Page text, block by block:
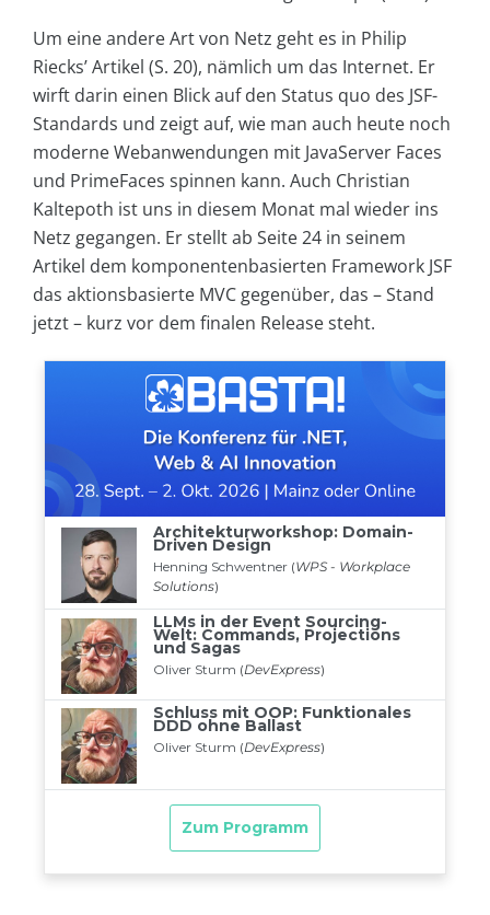
Um eine andere Art von Netz geht es in Philip
Riecks’ Artikel (S. 20), nämlich um das Internet. Er
wirft darin einen Blick auf den Status quo des JSF-
Standards und zeigt auf, wie man auch heute noch
moderne Webanwendungen mit JavaServer Faces
und PrimeFaces spinnen kann. Auch Christian
Kaltepoth ist uns in diesem Monat mal wieder ins
Netz gegangen. Er stellt ab Seite 24 in seinem
Artikel dem komponentenbasierten Framework JSF
das aktionsbasierte MVC gegenüber, das – Stand
jetzt – kurz vor dem finalen Release steht.